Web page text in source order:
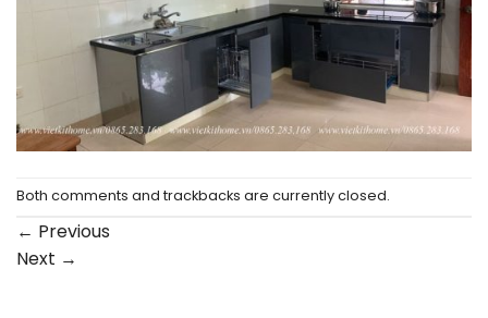
Both comments and trackbacks are currently closed.
← Previous
Next →